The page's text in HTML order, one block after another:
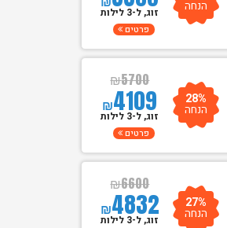
הנחה זוג, ל-3 לילות
פרטים
₪5700
₪4109 28%
הנחה זוג, ל-3 לילות
פרטים
₪6600
₪4832 27%
הנחה זוג, ל-3 לילות